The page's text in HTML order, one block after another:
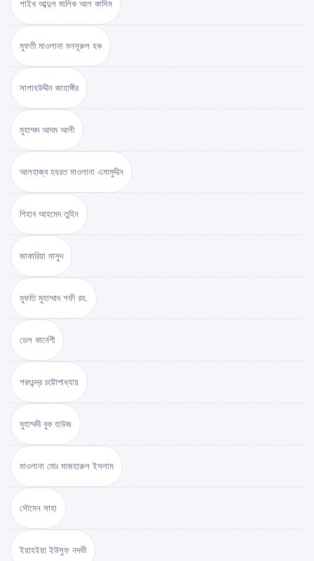
শাইখ আব্দুল মালিক আল কাসিম
মুফতী মাওলানা মনসূরুল হক
সালাহউদ্দীন জাহাঙ্গীর
মুহাম্মদ আদম আলী
আলহাজ্ব হযরত মাওলানা এমামুদ্দীন
শিহাব আহমেদ তুহিন
জাকারিয়া মাসুদ
মুফতি মুহাম্মাদ শফী রহ.
ডেল কার্নেগী
শরৎচন্দ্র চট্টোপাধ্যায়
মুহাম্মদী বুক হাউজ
মাওলানা মোঃ মাজহারুল ইসলাম
সৌমেন সাহা
ইয়াহইয়া ইউসুফ নদভী